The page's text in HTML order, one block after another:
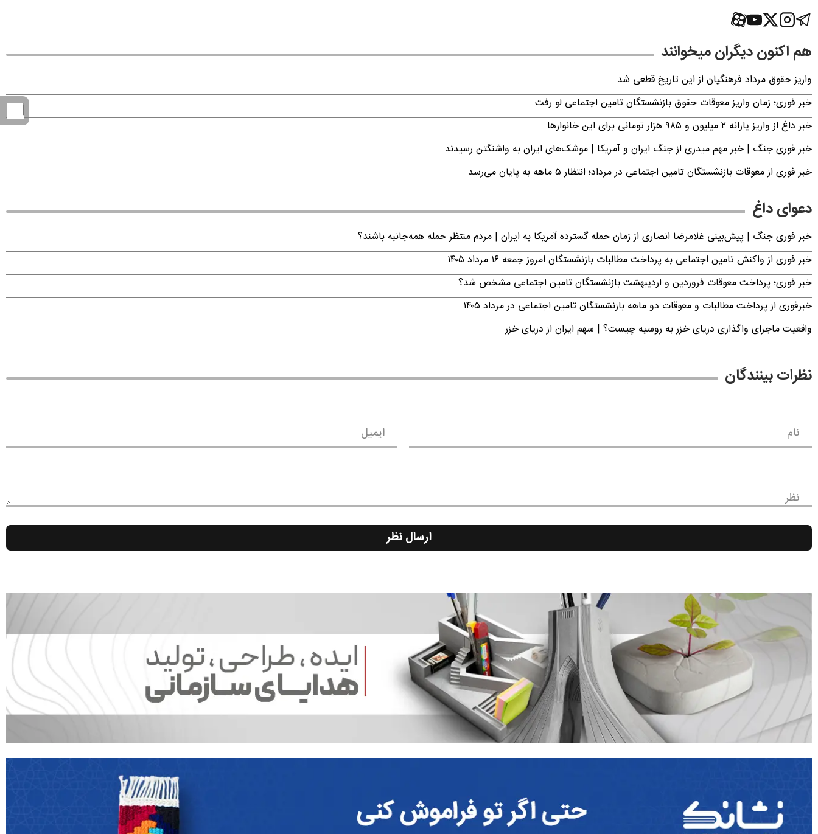
هم اکنون دیگران میخوانند
واریز حقوق مرداد فرهنگیان از این تاریخ قطعی شد
خبر فوری؛ زمان واریز معوقات حقوق بازنشستگان تامین اجتماعی لو رفت
خبر داغ از واریز یارانه ۲ میلیون و ۹۸۵ هزار تومانی برای این خانوارها
خبر فوری جنگ | خبر مهم میدری از جنگ ایران و آمریکا | موشک‌های ایران به واشنگتن رسیدند
خبر فوری از معوقات بازنشستگان تامین اجتماعی در مرداد؛ انتظار ۵ ماهه به پایان می‌رسد
دعوای داغ
خبر فوری جنگ | پیش‌بینی غلامرضا انصاری از زمان حمله گسترده آمریکا به ایران | مردم منتظر حمله همه‌جانبه باشند؟
خبر فوری از واکنش تامین اجتماعی به پرداخت مطالبات بازنشستگان امروز جمعه ۱۶ مرداد ۱۴۰۵
خبر فوری؛ پرداخت معوقات فروردین و اردیبهشت بازنشستگان تامین اجتماعی مشخص شد؟
خبرفوری از پرداخت مطالبات و معوقات دو ماهه بازنشستگان تامین اجتماعی در مرداد ۱۴۰۵
واقعیت ماجرای واگذاری دریای خزر به روسیه چیست؟ | سهم ایران از دریای خزر
نظرات بینندگان
نام ایمیل
نظر
ارسال نظر